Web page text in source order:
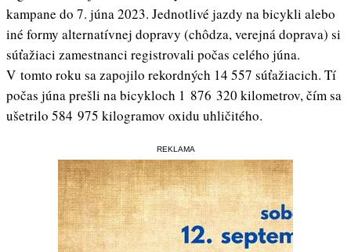
kampane do 7. júna 2023. Jednotlivé jazdy na bicykli alebo
iné formy alternatívnej dopravy (chôdza, verejná doprava) si
súťažiaci zamestnanci registrovali počas celého júna.
V tomto roku sa zapojilo rekordných 14 557 súťažiacich. Tí
počas júna prešli na bicykloch 1 876 320 kilometrov, čím sa
ušetrilo 584 975 kilogramov oxidu uhličitého.
REKLAMA